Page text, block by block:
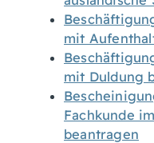
mit
mit Duldung
Fachkunde
beantragen